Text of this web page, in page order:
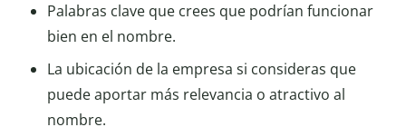
Palabras clave que crees que podrían funcionar
bien en el nombre.
La ubicación de la empresa si consideras que
puede aportar más relevancia o atractivo al
nombre.